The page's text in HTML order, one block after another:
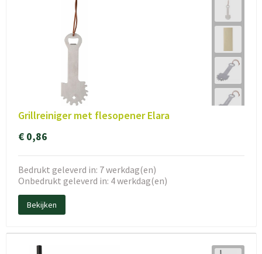
Grillreiniger met flesopener Elara
€ 0,86
Bedrukt geleverd in: 7 werkdag(en)
Onbedrukt geleverd in: 4 werkdag(en)
Bekijken